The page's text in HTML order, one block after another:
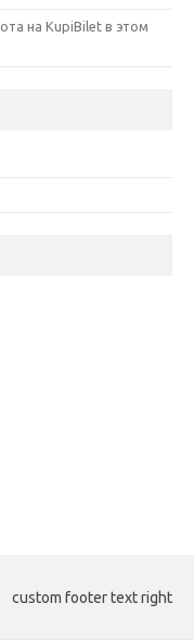
на KupiBilet в этом
custom footer text right